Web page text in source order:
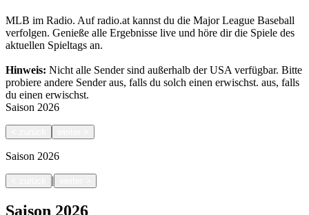
MLB im Radio. Auf radio.at kannst du die Major League Baseball
verfolgen. Genieße alle Ergebnisse live und höre dir die Spiele des
aktuellen Spieltags an.
Hinweis: Nicht alle Sender sind außerhalb der USA verfügbar. Bitte
probiere andere Sender aus, falls du solch einen erwischst. aus, falls
du einen erwischst.
Saison 2026
Saison 2026
|
Saison 2026